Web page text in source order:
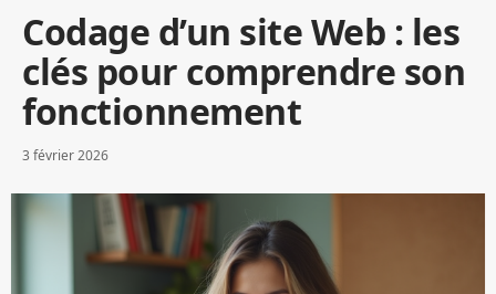
Codage d’un site Web : les
clés pour comprendre son
fonctionnement
3 février 2026